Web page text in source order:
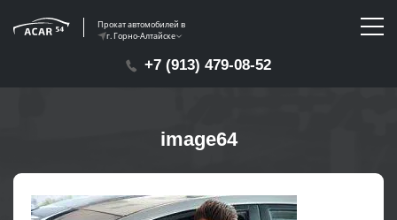
Прокат автомобилей в
г. Горно-Алтайске
+7 (913) 479-08-52
image64